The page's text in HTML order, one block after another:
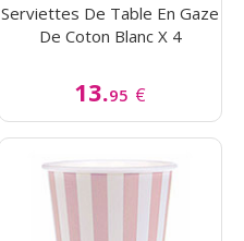
Serviettes De Table En Gaze
De Coton Blanc X 4
13.95 €